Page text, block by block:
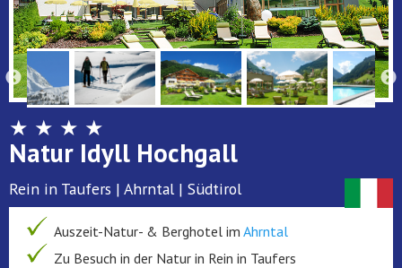
★ ★ ★ ★
Natur Idyll Hochgall
Rein in Taufers | Ahrntal | Südtirol
Auszeit-Natur- & Berghotel im Ahrntal
Zu Besuch in der Natur in Rein in Taufers